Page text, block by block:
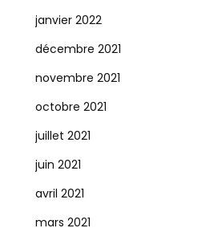
janvier 2022
décembre 2021
novembre 2021
octobre 2021
juillet 2021
juin 2021
avril 2021
mars 2021